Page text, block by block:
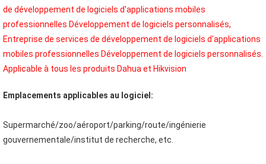
de développement de logiciels d'applications mobiles
professionnelles Développement de logiciels personnalisés,
Entreprise de services de développement de logiciels d'applications
mobiles professionnelles Développement de logiciels personnalisés.
Applicable à tous les produits Dahua et Hikvision
Emplacements applicables au logiciel:
Supermarché/zoo/aéroport/parking/route/ingénierie
gouvernementale/institut de recherche, etc.